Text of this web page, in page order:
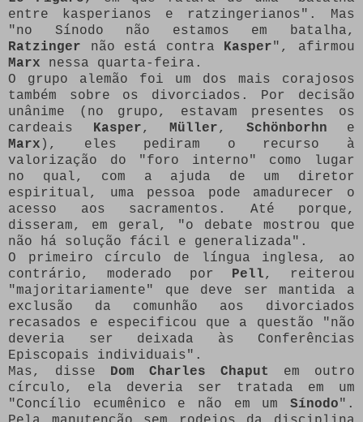
entre kasperianos e ratzingerianos". Mas
"no Sínodo não estamos em batalha,
Ratzinger não está contra Kasper", afirmou
Marx nessa quarta-feira.
O grupo alemão foi um dos mais corajosos
também sobre os divorciados. Por decisão
unânime (no grupo, estavam presentes os
cardeais Kasper, Müller, Schönborhn e
Marx ), eles pediram o recurso à
valorização do "foro interno" como lugar
no qual, com a ajuda de um diretor
espiritual, uma pessoa pode amadurecer o
acesso aos sacramentos. Até porque,
disseram, em geral, "o debate mostrou que
não há solução fácil e generalizada".
O primeiro círculo de língua inglesa, ao
contrário, moderado por Pell, reiterou
"majoritariamente" que deve ser mantida a
exclusão da comunhão aos divorciados
recasados e especificou que a questão "não
deveria ser deixada às Conferências
Episcopais individuais".
Mas, disse Dom Charles Chaput
em outro
círculo, ela deveria ser tratada em um
"Concílio ecumênico e não em um Sínodo".